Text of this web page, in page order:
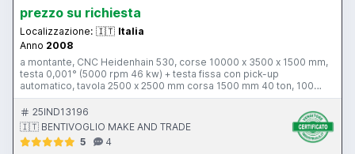
prezzo su richiesta
Localizzazione: 🇮🇹 Italia
Anno 2008
a montante, CNC Heidenhain 530, corse 10000 x 3500 x 1500 mm,
testa 0,001° (5000 rpm 46 kw) + testa fissa con pick-up
automatico, tavola 2500 x 2500 mm corsa 1500 mm 40 ton, 100
utensili, Renishaw, 40 bar
25IND13196
🇮🇹 BENTIVOGLIO MAKE AND TRADE
5
4